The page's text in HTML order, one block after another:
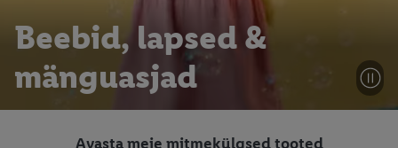
Beebid, lapsed &
mänguasjad
Avasta meie mitmekülgsed tooted